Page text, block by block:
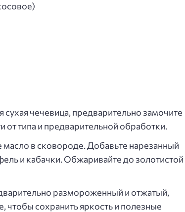
сухая чечевица, предварительно замочите
от типа и предварительной обработки.
в сковороде. Добавьте нарезанный
и кабачки. Обжаривайте до золотистой
размороженный и отжатый,
сохранить яркость и полезные